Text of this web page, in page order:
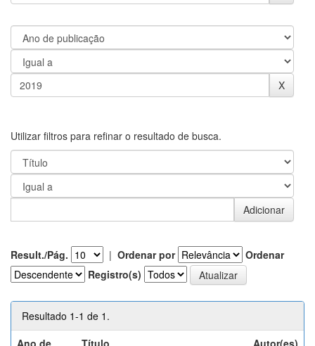
Utilizar filtros para refinar o resultado de busca.
Result./Pág. | Ordenar por
Ordenar
Registro(s)
Resultado 1-1 de 1.
Ano de
Título Autor(es)